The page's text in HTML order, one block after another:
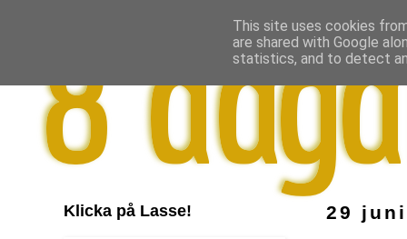
29
Klicka på Lasse!
This site uses cookies
are shared with Google
statistics, and to detect